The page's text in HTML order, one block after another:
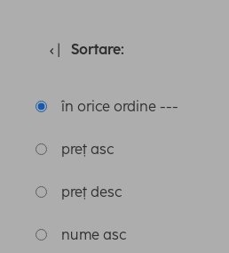
Sortare:
în orice ordine ---
preț asc
preț desc
nume asc